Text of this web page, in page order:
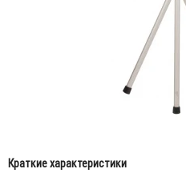
Краткие характеристики